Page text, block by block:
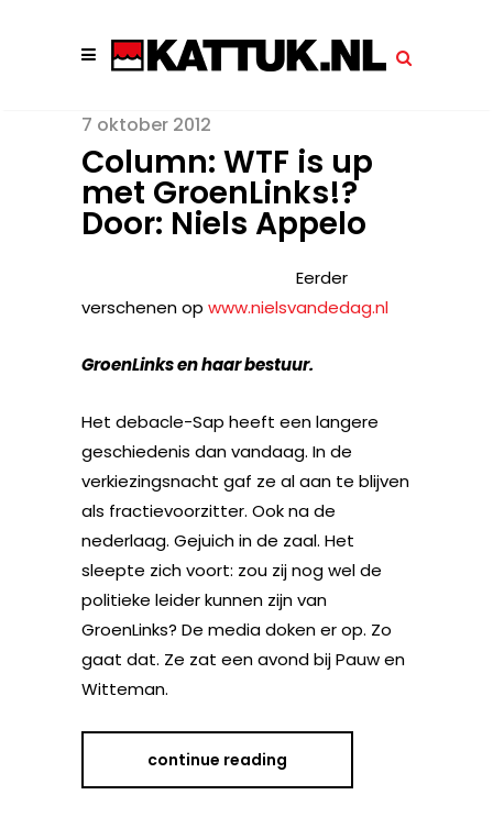
7 oktober 2012
Column: WTF is up
met GroenLinks!?
Door: Niels Appelo
Eerder
verschenen op www.nielsvandedag.nl
GroenLinks en haar bestuur.
Het debacle-Sap heeft een langere
geschiedenis dan vandaag. In de
verkiezingsnacht gaf ze al aan te blijven
als fractievoorzitter. Ook na de
nederlaag. Gejuich in de zaal. Het
sleepte zich voort: zou zij nog wel de
politieke leider kunnen zijn van
GroenLinks? De media doken er op. Zo
gaat dat. Ze zat een avond bij Pauw en
Witteman.
continue reading